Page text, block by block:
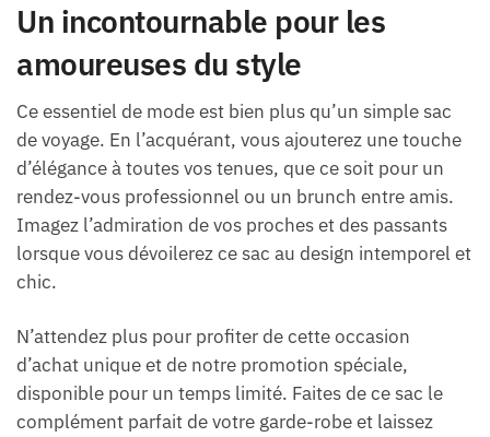
Un incontournable pour les
amoureuses du style
Ce essentiel de mode est bien plus qu’un simple sac
de voyage. En l’acquérant, vous ajouterez une touche
d’élégance à toutes vos tenues, que ce soit pour un
rendez-vous professionnel ou un brunch entre amis.
Imagez l’admiration de vos proches et des passants
lorsque vous dévoilerez ce sac au design intemporel et
chic.
N’attendez plus pour profiter de cette occasion
d’achat unique et de notre promotion spéciale,
disponible pour un temps limité. Faites de ce sac le
complément parfait de votre garde-robe et laissez